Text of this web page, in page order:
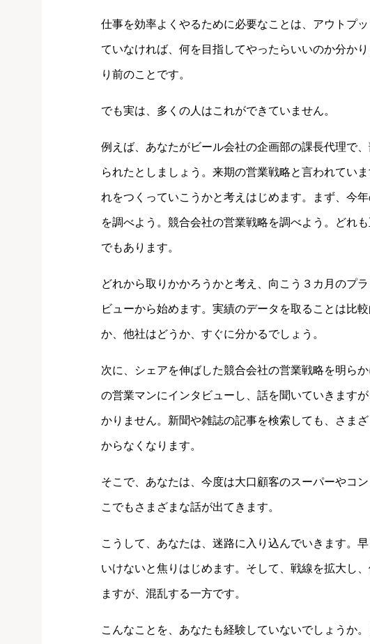
仕事を効率よくやるために必要なことは、アウトプ
ていなければ、何を目指してやったらいいのか分か
り前のことです。
でも実は、多くの人はこれができていません。
例えば、あなたがビール会社の企画部の課長代理で
られたとしましょう。来期の営業戦略と言われてい
れをつくっていこうかと考えはじめます。まず、今
を調べよう。競合会社の営業戦略を調べよう。どれ
でもあります。
どれから取りかかろうかと考え、向こう３カ月のプ
ビューから始めます。実績のデータを取ることは比
か、他社はどうか、すぐに分かるでしょう。
次に、シェアを伸ばした競合会社の営業戦略を明ら
の営業マンにインタビューし、話を聞いていきます
かりません。新聞や雑誌の記事を検索しても、さま
からなくなります。
そこで、あなたは、今度は大口顧客のスーパーやコ
こでもさまざまな話が出てきます。
こうして、あなたは、迷路に入り込んでいきます。
いけないと焦りはじめます。そして、戦線を拡大し
ますが、混乱する一方です。
こんなことを、あなたも経験していないでしょうか。